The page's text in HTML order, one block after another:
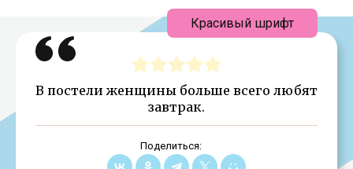
В постели женщины больше всего любят
завтрак.
Поделиться:
Красивый шрифт